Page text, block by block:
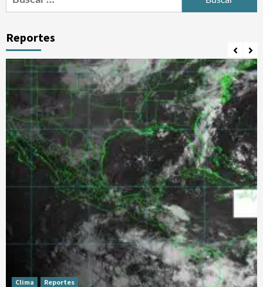
Reportes
Clima Reportes